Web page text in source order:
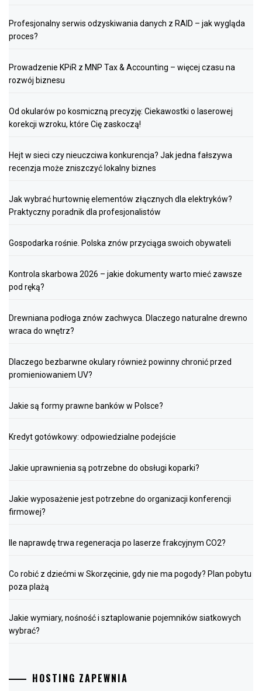
Profesjonalny serwis odzyskiwania danych z RAID – jak wygląda
proces?
Prowadzenie KPiR z MNP Tax & Accounting – więcej czasu na
rozwój biznesu
Od okularów po kosmiczną precyzję: Ciekawostki o laserowej
korekcji wzroku, które Cię zaskoczą!
Hejt w sieci czy nieuczciwa konkurencja? Jak jedna fałszywa
recenzja może zniszczyć lokalny biznes
Jak wybrać hurtownię elementów złącznych dla elektryków?
Praktyczny poradnik dla profesjonalistów
Gospodarka rośnie. Polska znów przyciąga swoich obywateli
Kontrola skarbowa 2026 – jakie dokumenty warto mieć zawsze
pod ręką?
Drewniana podłoga znów zachwyca. Dlaczego naturalne drewno
wraca do wnętrz?
Dlaczego bezbarwne okulary również powinny chronić przed
promieniowaniem UV?
Jakie są formy prawne banków w Polsce?
Kredyt gotówkowy: odpowiedzialne podejście
Jakie uprawnienia są potrzebne do obsługi koparki?
Jakie wyposażenie jest potrzebne do organizacji konferencji
firmowej?
Ile naprawdę trwa regeneracja po laserze frakcyjnym CO2?
Co robić z dziećmi w Skorzęcinie, gdy nie ma pogody? Plan pobytu
poza plażą
Jakie wymiary, nośność i sztaplowanie pojemników siatkowych
wybrać?
HOSTING ZAPEWNIA